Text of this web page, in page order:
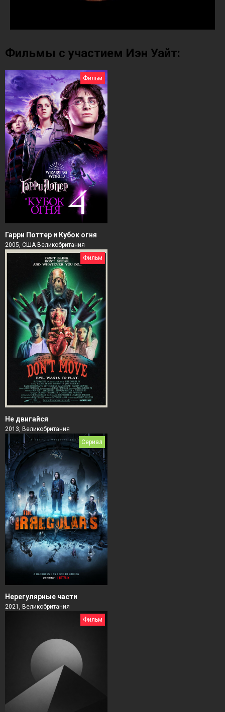
Фильмы с участием Иэн Уайт:
Фильм
Гарри Поттер и Кубок огня
2005, США Великобритания
Фильм
Не двигайся
2013, Великобритания
Сериал
Нерегулярные части
2021, Великобритания
Фильм